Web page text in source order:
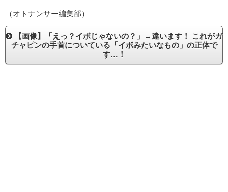
（オトナンサー編集部）
【画像】「えっ？イボじゃないの？」→違います！ これがガ
チャピンの手首についている「イボみたいなもの」の正体で
す…！